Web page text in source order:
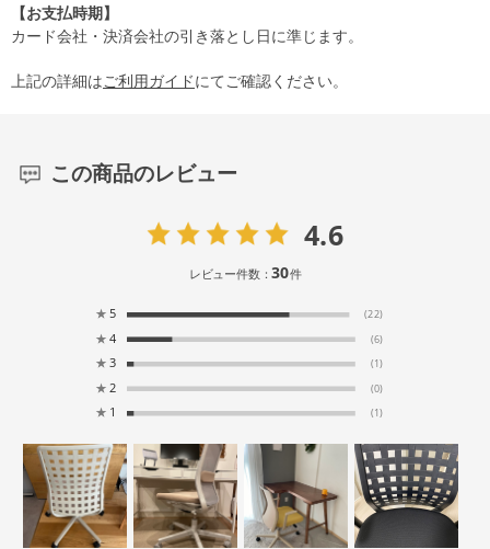
【お支払時期】
カード会社・決済会社の引き落とし日に準じます。
上記の詳細はご利用ガイドにてご確認ください。
この商品のレビュー
4.6
レビュー件数：30件
★ 5 (22)
★ 4 (6)
★ 3 (1)
★ 2 (0)
★ 1 (1)